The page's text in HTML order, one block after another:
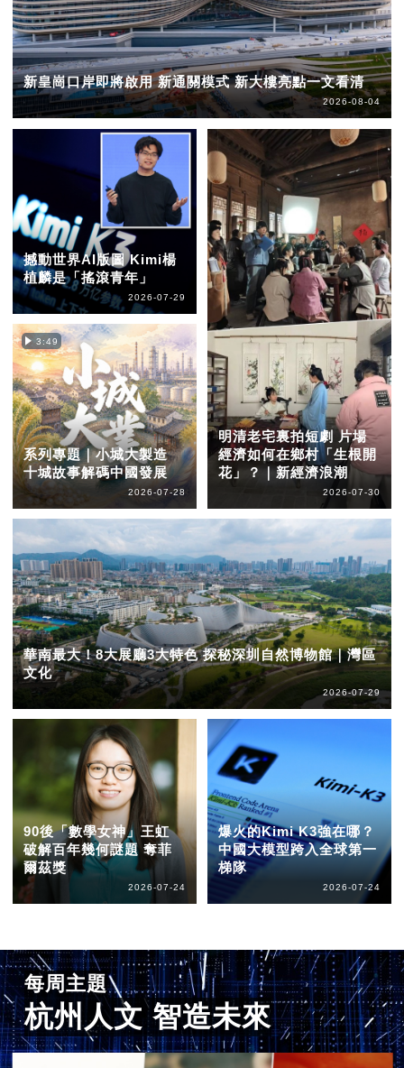
新皇崗口岸即將啟用 新通關模式 新大樓亮點一文看清
2026-08-04
撼動世界AI版圖 Kimi楊
植麟是「搖滾青年」
2026-07-29
3:49
系列專題｜小城大製造
十城故事解碼中國發展
2026-07-28
明清老宅裏拍短劇 片場
經濟如何在鄉村「生根開
花」？｜新經濟浪潮
2026-07-30
華南最大！8大展廳3大特色 探秘深圳自然博物館｜灣區
文化
2026-07-29
90後「數學女神」王虹
破解百年幾何謎題 奪菲
爾茲獎
2026-07-24
爆火的Kimi K3強在哪？
中國大模型跨入全球第一
梯隊
2026-07-24
每周主題
杭州人文 智造未來